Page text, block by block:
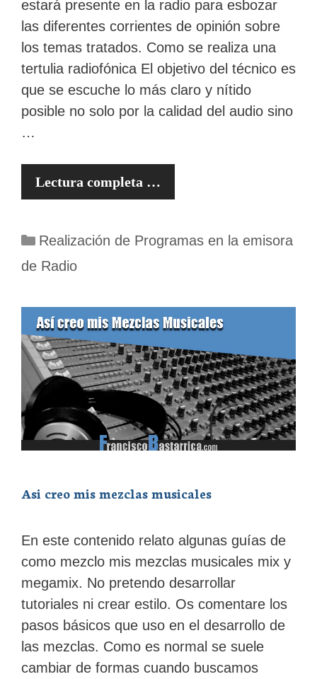
estará presente en la radio para esbozar
las diferentes corrientes de opinión sobre
los temas tratados. Como se realiza una
tertulia radiofónica El objetivo del técnico es
que se escuche lo más claro y nítido
posible no solo por la calidad del audio sino
…
Lectura completa …
Categorías
Realización de Programas en la emisora
de Radio
Asi creo mis mezclas musicales
En este contenido relato algunas guías de
como mezclo mis mezclas musicales mix y
megamix. No pretendo desarrollar
tutoriales ni crear estilo. Os comentare los
pasos básicos que uso en el desarrollo de
las mezclas. Como es normal se suele
cambiar de formas cuando buscamos